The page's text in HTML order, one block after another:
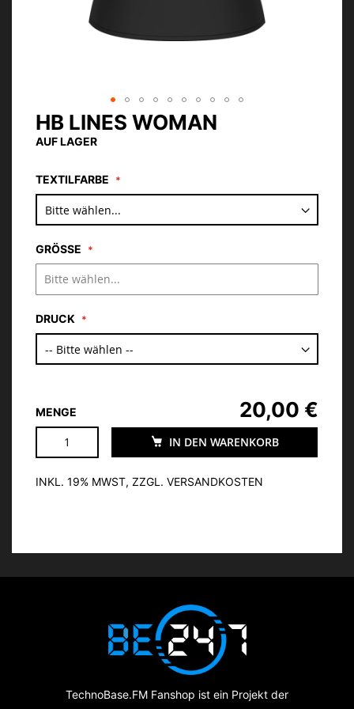
HB LINES WOMAN
AUF LAGER
TEXTILFARBE
GRÖSSE
DRUCK
MENGE
IN DEN WARENKORB
20,00 €
INKL. 19% MWST, ZZGL. VERSANDKOSTEN
Zum
Anfang
der
springen
TechnoBase.FM Fanshop ist ein Projekt der